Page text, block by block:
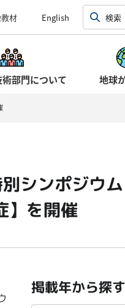
材 English
部門について 地球
シンポジウ
】を開催
掲載年から探す